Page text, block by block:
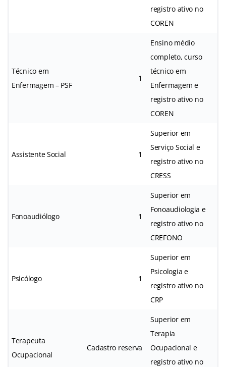
registro ativo no
COREN
Técnico em
Enfermagem – PSF
1
Ensino médio
completo, curso
técnico em
Enfermagem e
registro ativo no
COREN
Assistente Social 1
Superior em
Serviço Social e
registro ativo no
CRESS
Fonoaudiólogo 1
Superior em
Fonoaudiologia e
registro ativo no
CREFONO
Psicólogo 1
Superior em
Psicologia e
registro ativo no
CRP
Terapeuta
Ocupacional
Cadastro reserva
Superior em
Terapia
Ocupacional e
registro ativo no